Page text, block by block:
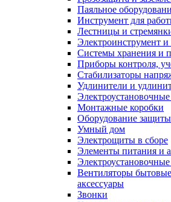
Паяльное
Инструмент для
Лестницы и
Электроинструмент и
Системы хранения и
Приборы контроля,
Стабилизаторы
Удлинители и
Монтажные коробки
Оборудование
Умный дом
Электрощиты в сборе
Элементы питания и
Вентиляторы
аксессуары
Звонки